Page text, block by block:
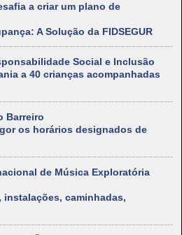
a criar um plano de
A Solução da FIDSEGUR
Social e Inclusão
a 40 crianças acompanhadas
Barreiro
os horários designados de
de Música Exploratória
caminhadas,